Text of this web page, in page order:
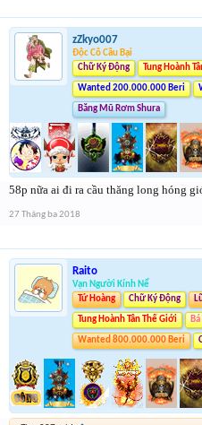
zZkyo007
Độc Cô Cầu Bại
Chữ Ký Động
Tung Hoành
Wanted 200.000.000 Beri
Băng Mũ Rơm Shura
58p nữa ai đi ra cầu thăng long hóng
27 Tháng ba 2018
Raito
Vạn Người Kính Nể
Tứ Hoàng
Chữ Ký Động
Tung Hoành Tân Thế Giới
Wanted 800.000.000 Beri